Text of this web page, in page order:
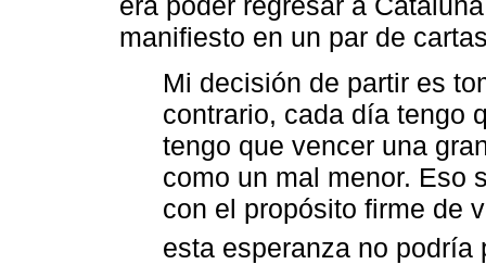
manifiesto en un par de
Mi decisión de partir es
contrario, cada día tengo
tengo que vencer una
como un mal menor.
con el propósito firme de
esta esperanza no podría